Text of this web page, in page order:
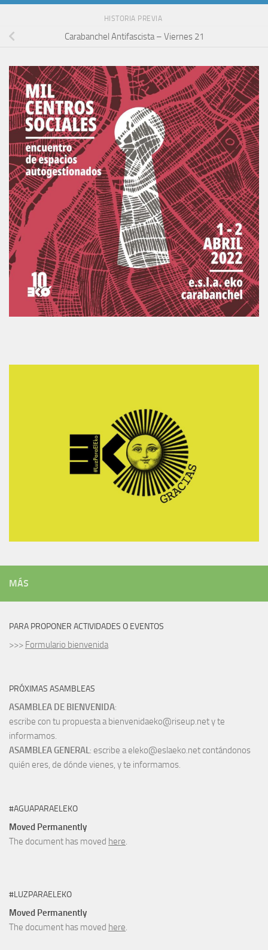
HISTORIA PREVIA
Carabanchel Antifascista – Viernes 21
MÁS
PARA PROPONER ACTIVIDADES O EVENTOS
>>> Formulario bienvenida
PRÓXIMAS ASAMBLEAS
ASAMBLEA DE BIENVENIDA:
escribe con tu propuesta a bienvenidaeko@riseup.net y te
informamos.
ASAMBLEA GENERAL: escribe a eleko@eslaeko.net contándonos
quién eres, de dónde vienes, y te informamos.
#AGUAPARAELEKO
Moved Permanently
The document has moved here.
#LUZPARAELEKO
Moved Permanently
The document has moved here.